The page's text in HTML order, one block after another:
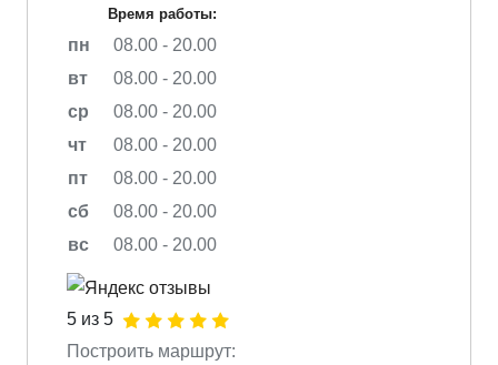
Время работы:
пн
08.00 - 20.00
вт
08.00 - 20.00
ср
08.00 - 20.00
чт
08.00 - 20.00
пт
08.00 - 20.00
сб
08.00 - 20.00
вс
08.00 - 20.00
5 из 5
Построить маршрут: